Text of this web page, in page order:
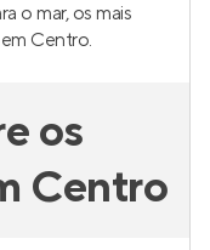
o mar, os mais
Centro.
os
Centro